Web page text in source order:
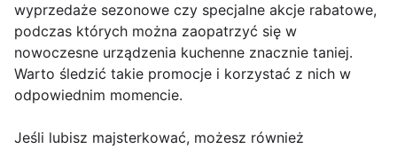
wyprzedaże sezonowe czy specjalne akcje rabatowe,
podczas których można zaopatrzyć się w
nowoczesne urządzenia kuchenne znacznie taniej.
Warto śledzić takie promocje i korzystać z nich w
odpowiednim momencie.
Jeśli lubisz majsterkować, możesz również